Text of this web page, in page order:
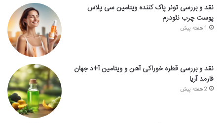
نقد و بررسی تونر پاک کننده ویتامین سی پلاس
پوست چرب نئودرم
1 هفته پیش
نقد و بررسی قطره خوراکی آهن و ویتامین آ+د جهان
فارمد آریا
2 هفته پیش